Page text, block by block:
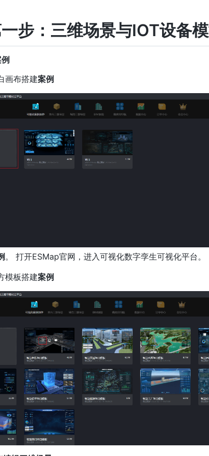
步：三维场景与IOT设备
画布搭建案例
。 打开ESMap官网，进入可视化数字孪生可视化平台。
模板搭建案例